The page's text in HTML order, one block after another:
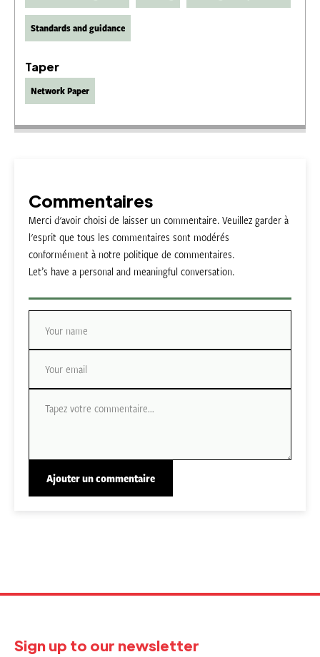
Standards and guidance
Taper
Network Paper
Commentaires
Merci d'avoir choisi de laisser un commentaire. Veuillez garder à
l'esprit que tous les commentaires sont modérés
conformément à notre politique de commentaires.
Let’s have a personal and meaningful conversation.
Sign up to our newsletter